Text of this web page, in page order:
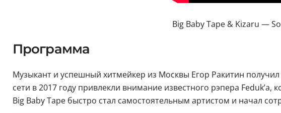
Big Baby Tape & Kizaru —
Программа
Музыкант и успешный хитмейкер из Москвы Егор Ракитин
сети в 2017 году привлекли внимание известного рэпера
Big Baby Tape быстро стал самостоятельным артистом и начал